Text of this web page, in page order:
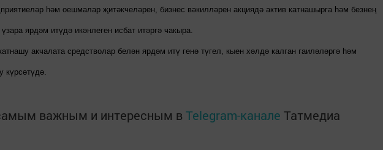
һәм оешмалар җитәкчеләрен, бизнес вәкилләрен акциядә актив катнашырга һәм безнең
ярдәм итүдә икәнлеген исбат итәргә чакыра.
акчалата средстволар белән ярдәм итү генә түгел, кыен хәлдә калган гаиләләргә һәм
күрсәтүдә.
важным и интересным в Telegram-канале Татмедиа